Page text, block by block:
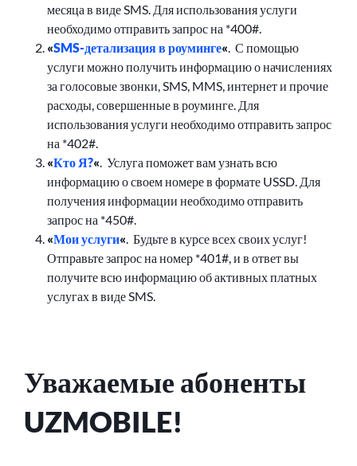
месяца в виде SMS. Для использования услуги
необходимо отправить запрос на *400#.
«SMS-детализация в роуминге«. С помощью
услуги можно получить информацию о начислениях
за голосовые звонки, SMS, MMS, интернет и прочие
расходы, совершенные в роуминге. Для
использования услуги необходимо отправить запрос
на *402#.
«Кто Я?«. Услуга поможет вам узнать всю
информацию о своем номере в формате USSD. Для
получения информации необходимо отправить
запрос на *450#.
«Мои услуги«. Будьте в курсе всех своих услуг!
Отправьте запрос на номер *401#, и в ответ вы
получите всю информацию об активных платных
услугах в виде SMS.
Уважаемые абоненты
UZMOBILE!